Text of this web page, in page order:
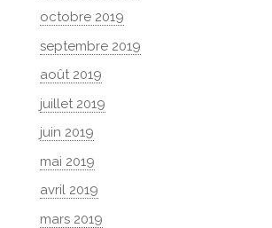
octobre 2019
septembre 2019
août 2019
juillet 2019
juin 2019
mai 2019
avril 2019
mars 2019